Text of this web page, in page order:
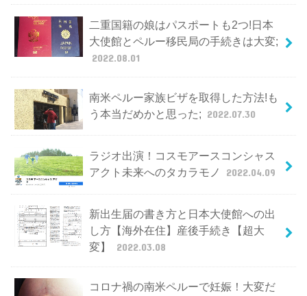
二重国籍の娘はパスポートも2つ!日本
大使館とペルー移民局の手続きは大変;
2022.08.01
南米ペルー家族ビザを取得した方法!も
う本当だめかと思った; 2022.07.30
ラジオ出演！コスモアースコンシャス
アクト未来へのタカラモノ
2022.04.09
新出生届の書き方と日本大使館への出
し方【海外在住】産後手続き【超大
変】
2022.03.08
コロナ禍の南米ペルーで妊娠！大変だ